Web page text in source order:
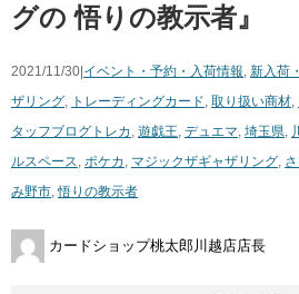
グの 悟りの教示者』
2021/11/30|イベント・予約・入荷情報 新入荷
ザリング
トレーディングカード 取り扱い商材
タッフブログ トレカ 遊戯王 デュエマ 埼玉県
ルスペース
ポケカ マジックザギャザリング
み野市 ,悟りの教示者
カードショップ桃太郎川越店店長